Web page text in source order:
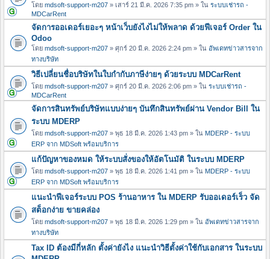
โดย mdsoft-support-m207 » เสาร์ 21 มี.ค. 2026 7:35 pm » ใน ระบบเช่ารถ -
MDCarRent
จัดการออเดอร์เยอะๆ หน้าเว็บยังไงไม่ให้พลาด ด้วยฟีเจอร์ Order ใน
Odoo
โดย mdsoft-support-m207 » ศุกร์ 20 มี.ค. 2026 2:24 pm » ใน อัพเดทข่าวสารจาก
ทางบริษัท
วิธีเปลี่ยนชื่อบริษัทในใบกำกับภาษีง่ายๆ ด้วยระบบ MDCarRent
โดย mdsoft-support-m207 » ศุกร์ 20 มี.ค. 2026 2:06 pm » ใน ระบบเช่ารถ -
MDCarRent
จัดการสินทรัพย์บริษัทแบบง่ายๆ บันทึกสินทรัพย์ผ่าน Vendor Bill ใน
ระบบ MDERP
โดย mdsoft-support-m207 » พุธ 18 มี.ค. 2026 1:43 pm » ใน MDERP - ระบบ
ERP จาก MDSoft พร้อมบริการ
แก้ปัญหาของหมด ให้ระบบสั่งของให้อัตโนมัติ ในระบบ MDERP
โดย mdsoft-support-m207 » พุธ 18 มี.ค. 2026 1:41 pm » ใน MDERP - ระบบ
ERP จาก MDSoft พร้อมบริการ
แนะนำฟีเจอร์ระบบ POS ร้านอาหาร ใน MDERP รับออเดอร์เร็ว จัด
สต็อกง่าย ขายคล่อง
โดย mdsoft-support-m207 » พุธ 18 มี.ค. 2026 1:29 pm » ใน อัพเดทข่าวสารจาก
ทางบริษัท
Tax ID ต้องมีกี่หลัก ตั้งค่ายังไง แนะนำวิธีตั้งค่าใช้กับเอกสาร ในระบบ